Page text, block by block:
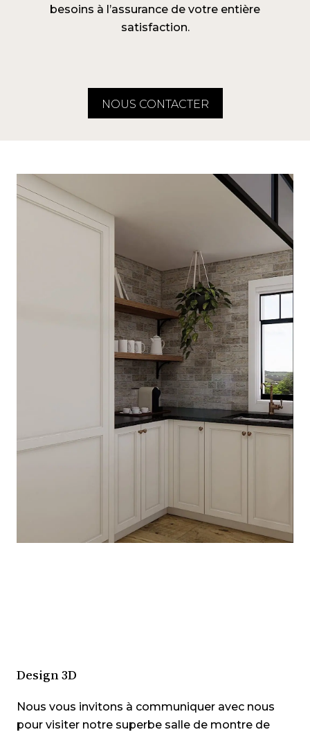
besoins à l’assurance de votre entière
satisfaction.
NOUS CONTACTER
Design 3D
Nous vous invitons à communiquer avec nous
pour visiter notre superbe salle de montre de